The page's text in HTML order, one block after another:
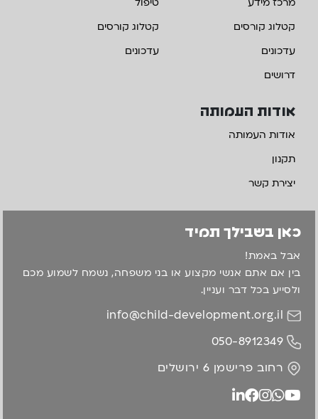
אודות העמותה
אודות העמותה
תקנון
יצירת קשר
קטלוג קורסים
עדכונים
דרושים
קטלוג קורסים
עדכונים
כאן בשבילך תמיד
אבל באמת!
בין אם אתם אנשי מקצוע או בני משפחה, נשמח לשמוע מכם
ולסייע בכל דבר ועניין.
info@child-development.org.il
050-8912349
רחוב פרישמן 6 ירושלים